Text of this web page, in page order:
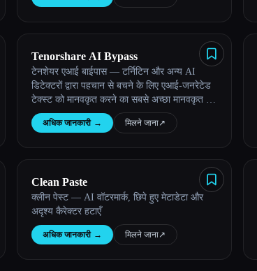
Tenorshare AI Bypass
टेनशेयर एआई बाईपास — टर्निटिन और अन्य AI
डिटेक्टरों द्वारा पहचान से बचने के लिए एआई-जनरेटेड
टेक्स्ट को मानवकृत करने का सबसे अच्छा मानवकृत AI
टूल
अधिक जानकारी → मिलने जाना↗︎
Clean Paste
क्लीन पेस्ट — AI वॉटरमार्क, छिपे हुए मेटाडेटा और
अदृश्य कैरेक्टर हटाएँ
अधिक जानकारी → मिलने जाना↗︎